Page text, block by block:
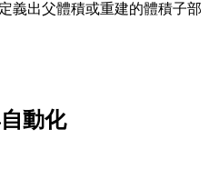
義出父體積或重建的體積子部
動化